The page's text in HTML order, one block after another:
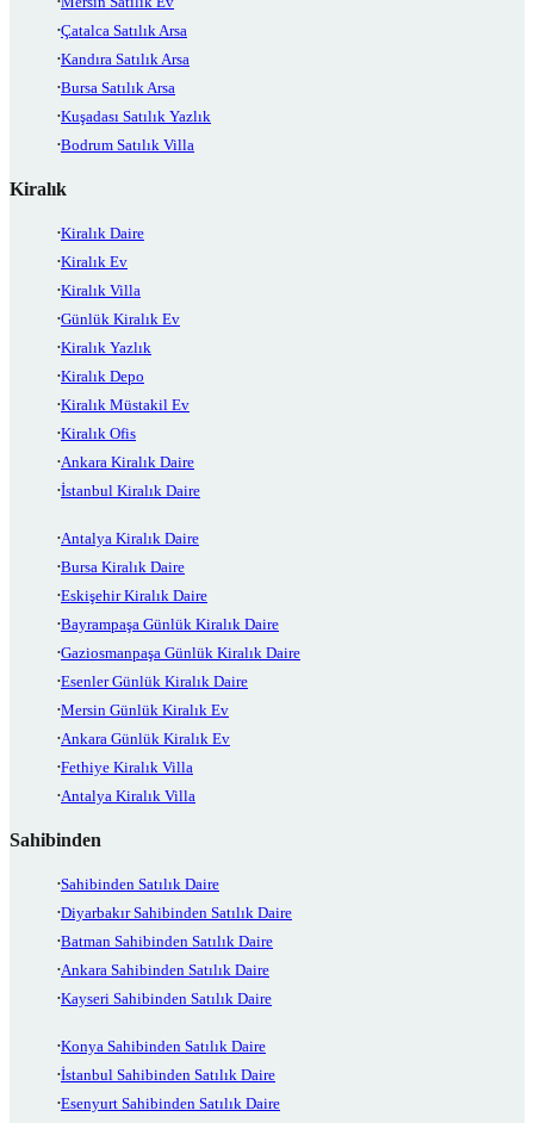
Çatalca Satılık Arsa
Kandıra Satılık Arsa
Bursa Satılık Arsa
Kuşadası Satılık Yazlık
Bodrum Satılık Villa
Kiralık
Kiralık Daire
Kiralık Ev
Kiralık Villa
Günlük Kiralık Ev
Kiralık Yazlık
Kiralık Depo
Kiralık Müstakil Ev
Kiralık Ofis
Ankara Kiralık Daire
İstanbul Kiralık Daire
Antalya Kiralık Daire
Bursa Kiralık Daire
Eskişehir Kiralık Daire
Bayrampaşa Günlük Kiralık Daire
Gaziosmanpaşa Günlük Kiralık Daire
Esenler Günlük Kiralık Daire
Mersin Günlük Kiralık Ev
Ankara Günlük Kiralık Ev
Fethiye Kiralık Villa
Antalya Kiralık Villa
Sahibinden
Sahibinden Satılık Daire
Diyarbakır Sahibinden Satılık Daire
Batman Sahibinden Satılık Daire
Ankara Sahibinden Satılık Daire
Kayseri Sahibinden Satılık Daire
Konya Sahibinden Satılık Daire
İstanbul Sahibinden Satılık Daire
Esenyurt Sahibinden Satılık Daire